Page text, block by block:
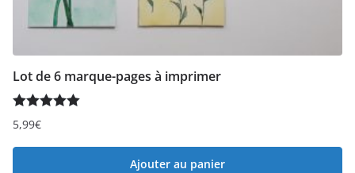
Lot de 6 marque-pages à imprimer
Note5.00
5,99€
Ajouter au panier